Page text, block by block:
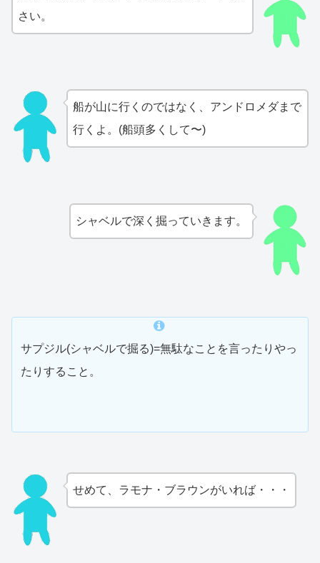
さい。
船が山に行くのではなく、アンドロメダまで
行くよ。(船頭多くして〜)
シャベルで深く掘っていきます。
サプジル(シャベルで掘る)=無駄なことを言ったりやっ
たりすること。
せめて、ラモナ・ブラウンがいれば・・・